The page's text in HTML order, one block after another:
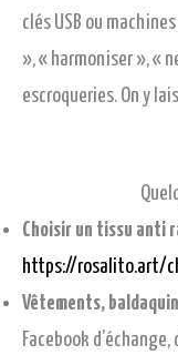
clés USB ou
», « harmoniser », «
escroqueries. On y
Choisir un tissu anti
https://rosalito.art/
Vêtements,
Facebook